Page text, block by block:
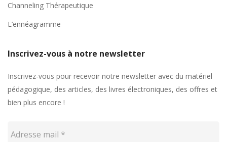
Channeling Thérapeutique
L’ennéagramme
Inscrivez-vous à notre newsletter
Inscrivez-vous pour recevoir notre newsletter avec du matériel
pédagogique, des articles, des livres électroniques, des offres et
bien plus encore !
mail